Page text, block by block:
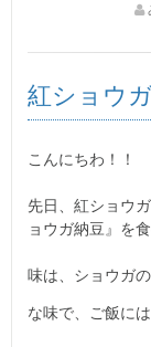
紅ショウ
こんにちわ！！
先日、紅ショウ
ョウガ納豆』を
味は、ショウガ
な味で、ご飯に